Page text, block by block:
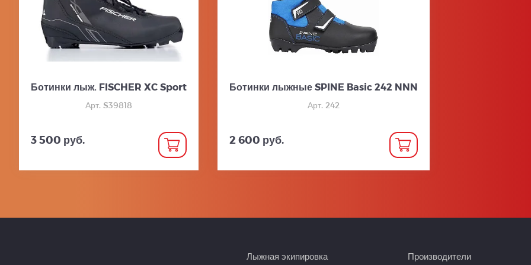
Ботинки лыж. FISCHER XC Sport
Арт. S39818
3 500 руб.
Ботинки лыжные SPINE Basic 242 NNN
Арт. 242
2 600 руб.
Лыжная экипировка Производители